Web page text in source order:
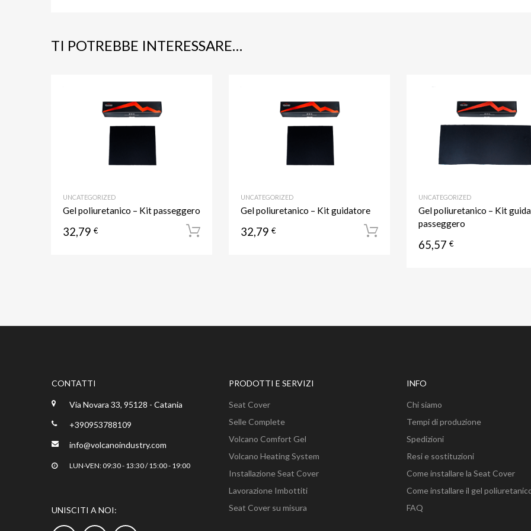
TI POTREBBE INTERESSARE…
UNCATEGORIZED
Gel poliuretanico – Kit passeggero
32,79€ Aggiungi al carrello
UNCATEGORIZED
Gel poliuretanico – Kit guidatore
32,79 € Aggiungi al carrello
UNCATEGORIZED
Gel poliuretanico – Kit
passeggero
65,57 €
CONTATTI
Via Novara 33, 95128 - Catania
+390953788109
info@volcanoindustry.com
LUN-VEN: 09:30 - 13:30 / 15:00 - 19:00
UNISCITI A NOI:
PRODOTTI E SERVIZI
Seat Cover
Selle Complete
Volcano Comfort Gel
Volcano Heating System
Installazione Seat Cover
Lavorazione Imbottiti
Seat Cover su misura
INFO
Chi siamo
Tempi di produzione
Spedizioni
Resi e sostituzioni
Come installare la Seat Cover
Come installare il gel
FAQ